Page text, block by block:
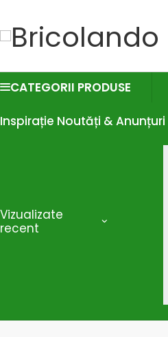
CATEGORII PRODUSE
Inspirație Noutăți & Anunțuri
Vizualizate
recent